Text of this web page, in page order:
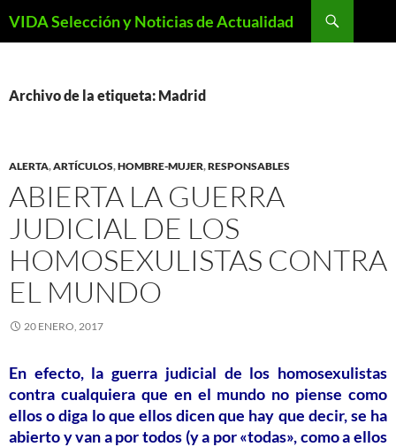
VIDA Selección y Noticias de Actualidad
Archivo de la etiqueta: Madrid
ALERTA,ARTÍCULOS,HOMBRE-MUJER,RESPONSABLES
ABIERTA LA GUERRA
JUDICIAL DE LOS
HOMOSEXULISTAS CONTRA
EL MUNDO
20 ENERO, 2017
En efecto, la guerra judicial de los homosexulistas
contra cualquiera que en el mundo no piense como
ellos o diga lo que ellos dicen que hay que decir, se ha
abierto y van a por todos (y a por «todas», como a ellos